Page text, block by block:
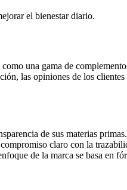
el bienestar diario.
una gama de
las opiniones de los
de sus materias
claro con la
de la marca se basa en